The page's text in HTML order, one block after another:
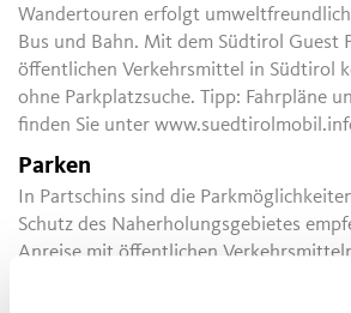
Wandertouren erfolgt
Bus und Bahn. Mit dem Südtirol Guest
öffentlichen Verkehrsmittel in Südtirol
ohne Parkplatzsuche. Tipp: Fahrpläne
finden Sie unter
Parken
In Partschins sind die
Schutz des Naherholungsgebietes
Anreise mit öffentlichen